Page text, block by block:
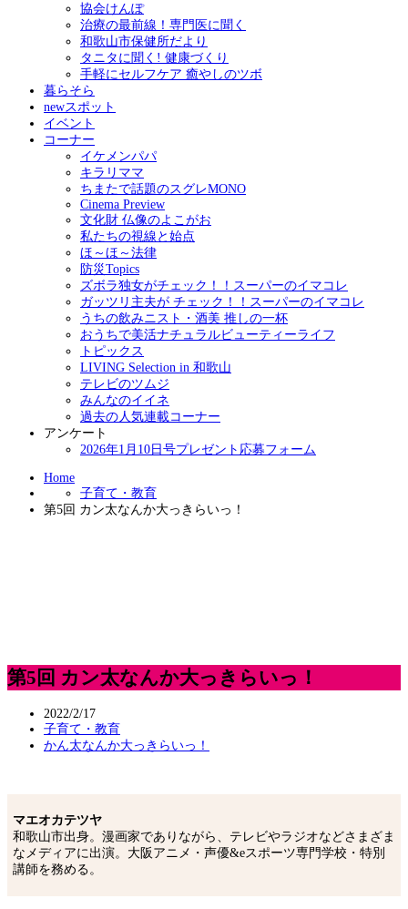
協会けんぽ
治療の最前線！専門医に聞く
和歌山市保健所だより
タニタに聞く! 健康づくり
手軽にセルフケア 癒やしのツボ
暮らそら
newスポット
イベント
コーナー
イケメンパパ
キラリママ
ちまたで話題のスグレMONO
Cinema Preview
文化財 仏像のよこがお
私たちの視線と始点
ほ～ほ～法律
防災Topics
ズボラ独女がチェック！！スーパーのイマコレ
ガッツリ主夫が チェック！！スーパーのイマコレ
うちの飲みニスト・酒美 推しの一杯
おうちで美活ナチュラルビューティーライフ
トピックス
LIVING Selection in 和歌山
テレビのツムジ
みんなのイイネ
過去の人気連載コーナー
アンケート
2026年1月10日号プレゼント応募フォーム
Home
子育て・教育
第5回 カン太なんか大っきらいっ！
第5回 カン太なんか大っきらいっ！
2022/2/17
子育て・教育
かん太なんか大っきらいっ！
マエオカテツヤ
和歌山市出身。漫画家でありながら、テレビやラジオなどさまざま
なメディアに出演。大阪アニメ・声優&eスポーツ専門学校・特別
講師を務める。